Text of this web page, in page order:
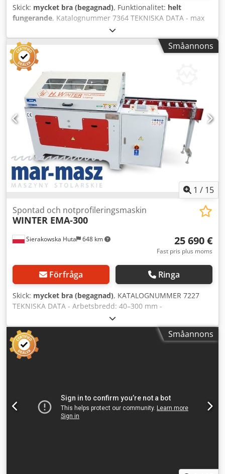
Skick: mycket bra (begagnad), Funktionalitet: helt
fungerande, Katalognummer 7364 TEKNISKA DATA - max
bearbetningshöjd: 160 mm - spindelns arbetslängd: 250
mm - spindeldiameter: 40 mm - max verktygsdiameter: 220
mm - arbetsbord längd/bredd: 410x1000 mm - motor: 11
kW - 2 pneumatiska materialklämmor - suganslutningens
diameter: 160 mm - mått längd/bredd/höjd:
1070x1260x1400 mm - vikt: 650 kg Dksdpfxoztaq Ts Ab Eor
FÖRDELAR – tillverkad i Tyskland – extra sats fräsar + mall
ingår – ej omlackerad – begagnad fräsmaskin, mycket gott
skick Nettopris: 33.900 PLN Nettopris: 8.070 EUR beroende
på en kurs på 4,2 EUR (Priser kan ändras vid större
kursfluktuationer)
Småannons
1 / 15
Sierakowska Huta 648 km
Spontad och notprofileringsmaskin
WINTER EMA-300
25 690 €
Fast pris plus moms
Förfråga Ringa
Skick: mycket bra (begagnad), KATALOGNUMMER 7227
TEKNISKA DATA - Arbetsbredd: 40–300 mm -
Materialtjocklek: 10–35 mm - Min. materiallängd: 270 mm
Dkedpfx Abszrvcco Esr - Max. materiallängd: obegränsad -
Max. matningshastighet: 90 m/min - Matningshastighet
steglöst justerbar via frekvensomriktare från styrpanelen -
Kapningshastighet: 24 m/min - Fräsmotoreffekt: 2x4 kW -
inmatningsrullbana, längd 1130 mm - Manuell/automatisk
styrning - PLC-styrenhet med pekskärm för enkel
användning - Pneumatikanslutning: 8 bar -
Småannons